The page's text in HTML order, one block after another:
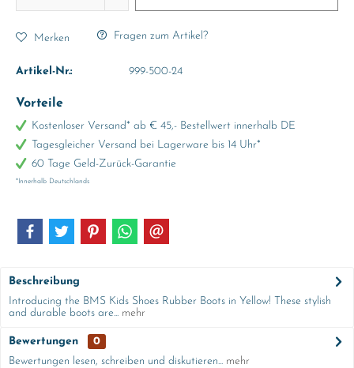
Merken Fragen zum Artikel?
Artikel-Nr.: 999-500-24
Vorteile
Kostenloser Versand* ab € 45,- Bestellwert innerhalb DE
Tagesgleicher Versand bei Lagerware bis 14 Uhr*
60 Tage Geld-Zurück-Garantie
*Innerhalb Deutschlands
Beschreibung
Introducing the BMS Kids Shoes Rubber Boots in Yellow! These stylish
and durable boots are... mehr
Bewertungen
0
Bewertungen lesen, schreiben und diskutieren... mehr